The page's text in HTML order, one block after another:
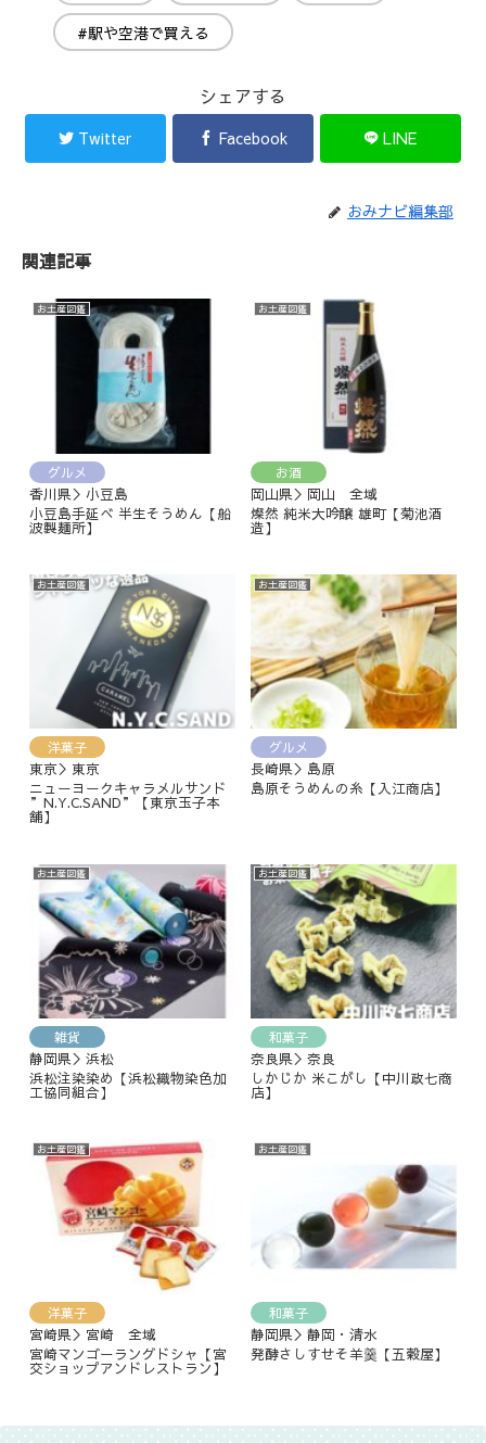
#駅や空港で買える
シェアする
Twitter Facebook LINE
おみナビ編集部
関連記事
お土産図鑑
グルメ
香川県＞小豆島
小豆島手延べ 半生そうめん【船
波製麺所】
お土産図鑑
お酒
岡山県＞岡山 全域
燦然 純米大吟醸 雄町【菊池酒
造】
お土産図鑑
洋菓子
東京＞東京
ニューヨークキャラメルサンド
”N.Y.C.SAND”【東京玉子本
舗】
お土産図鑑
グルメ
長崎県＞島原
島原そうめんの糸【入江商店】
お土産図鑑
雑貨
静岡県＞浜松
浜松注染染め【浜松織物染色加
工協同組合】
お土産図鑑
和菓子
奈良県＞奈良
しかじか 米こがし【中川政七商
店】
お土産図鑑
洋菓子
宮崎県＞宮崎 全域
宮崎マンゴーラングドシャ【宮
交ショップアンドレストラン】
お土産図鑑
和菓子
静岡県＞静岡・清水
発酵さしすせそ羊羹【五穀屋】